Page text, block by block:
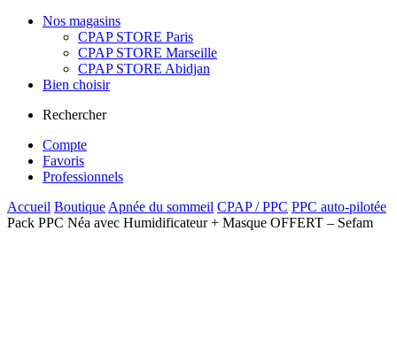
Nos magasins
CPAP STORE Paris
CPAP STORE Marseille
CPAP STORE Abidjan
Bien choisir
Rechercher
Compte
Favoris
Professionnels
Accueil BoutiqueApnée du sommeil CPAP / PPC PPC auto-pilotée
Pack PPC Néa avec Humidificateur + Masque OFFERT – Sefam